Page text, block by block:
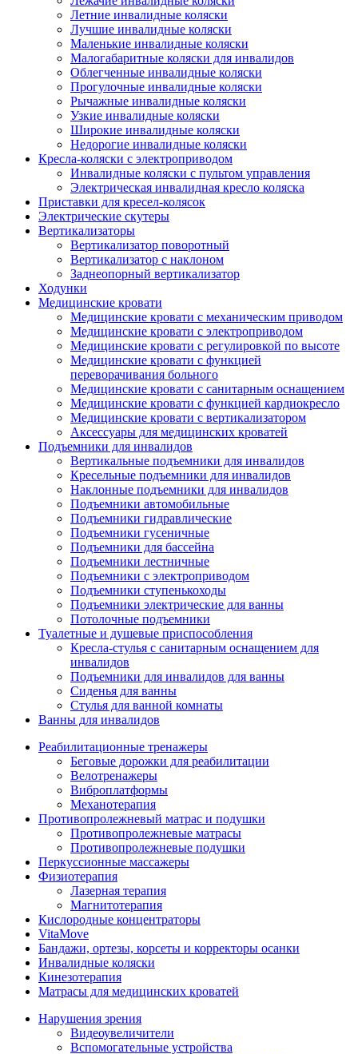
Летние инвалидные коляски
Лучшие инвалидные коляски
Маленькие инвалидные коляски
Малогабаритные коляски для инвалидов
Облегченные инвалидные коляски
Прогулочные инвалидные коляски
Рычажные инвалидные коляски
Узкие инвалидные коляски
Широкие инвалидные коляски
Недорогие инвалидные коляски
Кресла-коляски с электроприводом
Инвалидные коляски с пультом управления
Электрическая инвалидная кресло коляска
Приставки для кресел-колясок
Электрические скутеры
Вертикализаторы
Вертикализатор поворотный
Вертикализатор с наклоном
Заднеопорный вертикализатор
Ходунки
Медицинские кровати
Медицинские кровати с механическим приводом
Медицинские кровати с электроприводом
Медицинские кровати с регулировкой по высоте
Медицинские кровати с функцией
переворачивания больного
Медицинские кровати с санитарным оснащением
Медицинские кровати с функцией кардиокресло
Медицинские кровати с вертикализатором
Аксессуары для медицинских кроватей
Подъемники для инвалидов
Вертикальные подъемники для инвалидов
Кресельные подъемники для инвалидов
Наклонные подъемники для инвалидов
Подъемники автомобильные
Подъемники гидравлические
Подъемники гусеничные
Подъемники для бассейна
Подъемники лестничные
Подъемники с электроприводом
Подъемники ступенькоходы
Подъемники электрические для ванны
Потолочные подъемники
Туалетные и душевые приспособления
Кресла-стулья с санитарным оснащением для
инвалидов
Подъемники для инвалидов для ванны
Сиденья для ванны
Стулья для ванной комнаты
Ванны для инвалидов
Реабилитационные тренажеры
Беговые дорожки для реабилитации
Велотренажеры
Виброплатформы
Механотерапия
Противопролежневый матрас и подушки
Противопролежневые матрасы
Противопролежневые подушки
Перкуссионные массажеры
Физиотерапия
Лазерная терапия
Магнитотерапия
Кислородные концентраторы
VitaMove
Бандажи, ортезы, корсеты и корректоры осанки
Инвалидные коляски
Кинезотерапия
Матрасы для медицинских кроватей
Нарушения зрения
Видеоувеличители
Вспомогательные устройства